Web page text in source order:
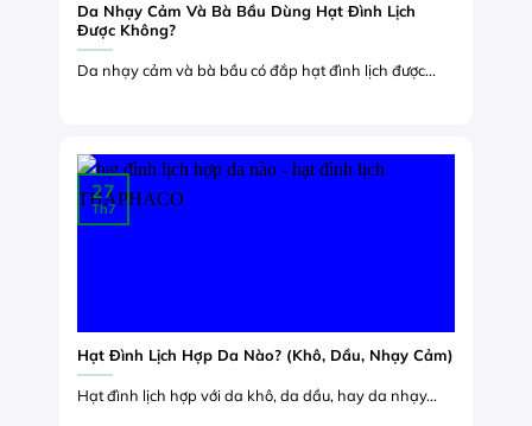
Da Nhạy Cảm Và Bà Bầu Dùng Hạt Đình Lịch
Được Không?
Da nhạy cảm và bà bầu có đắp hạt đình lịch được...
Hạt Đình Lịch Hợp Da Nào? (Khô, Dầu, Nhạy Cảm)
Hạt đình lịch hợp với da khô, da dầu, hay da nhạy...
27
Th7